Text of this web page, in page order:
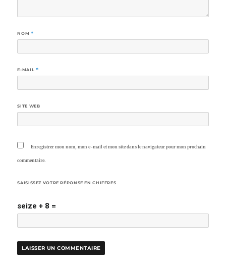
NOM *
E-MAIL *
SITE WEB
Enregistrer mon nom, mon e-mail et mon site dans le navigateur pour mon prochain
commentaire.
SAISISSEZ VOTRE RÉPONSE EN CHIFFRES
seize + 8 =